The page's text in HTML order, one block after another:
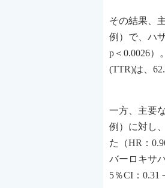
その結果、
例）で、ハ
p＜0.0026
(TTR)は、
一方、主要
例）に対し
た（HR：
バーロキサ
5％CI：0.31